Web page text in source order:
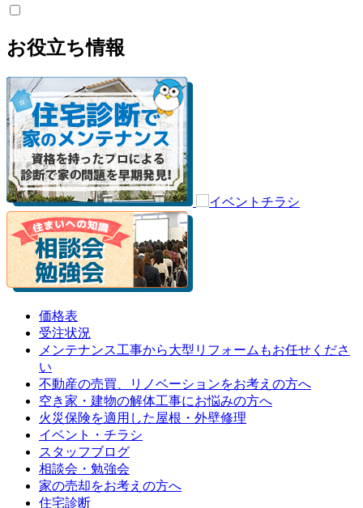
お役立ち情報
価格表
受注状況
メンテナンス工事から大型リフォームもお任せくださ
い
不動産の売買、リノベーションをお考えの方へ
空き家・建物の解体工事にお悩みの方へ
火災保険を適用した屋根・外壁修理
イベント・チラシ
スタッフブログ
相談会・勉強会
家の売却をお考えの方へ
住宅診断